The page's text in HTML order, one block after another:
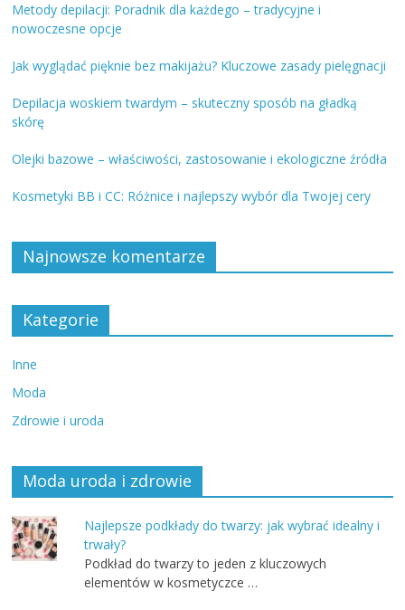
Metody depilacji: Poradnik dla każdego – tradycyjne i
nowoczesne opcje
Jak wyglądać pięknie bez makijażu? Kluczowe zasady pielęgnacji
Depilacja woskiem twardym – skuteczny sposób na gładką
skórę
Olejki bazowe – właściwości, zastosowanie i ekologiczne źródła
Kosmetyki BB i CC: Różnice i najlepszy wybór dla Twojej cery
Najnowsze komentarze
Kategorie
Inne
Moda
Zdrowie i uroda
Moda uroda i zdrowie
Najlepsze podkłady do twarzy: jak wybrać idealny i
trwały?
Podkład do twarzy to jeden z kluczowych
elementów w kosmetyczce …